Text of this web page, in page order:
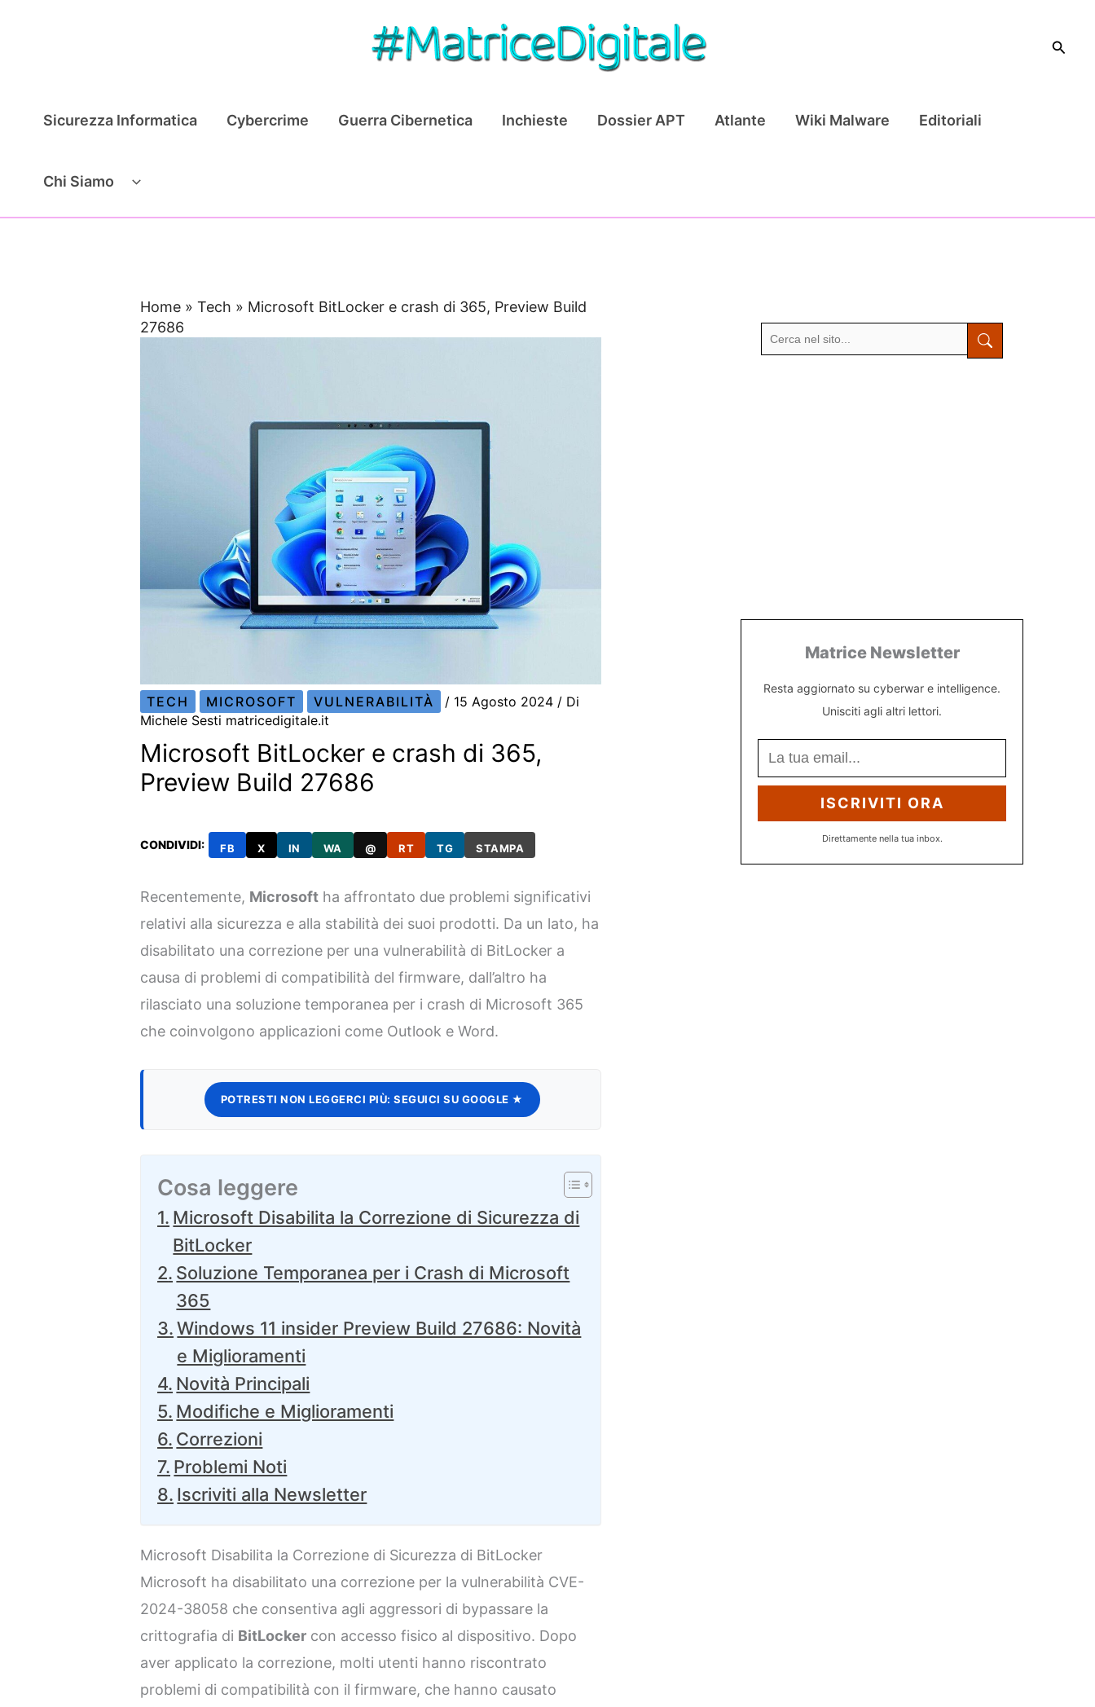
Cerca
Sicurezza Informatica Cybercrime Guerra Cibernetica Inchieste Dossier APT Atlante Wiki Malware Editoriali
Chi Siamo
Home »Tech » Microsoft BitLocker e crash di 365, Preview Build
27686
TECH MICROSOFT VULNERABILITÀ / 15 Agosto 2024 / Di
Michele Sesti matricedigitale.it
Microsoft BitLocker e crash di 365,
Preview Build 27686
CONDIVIDI: FB X IN WA @ RT TG STAMPA
Recentemente, Microsoft ha affrontato due problemi significativi
relativi alla sicurezza e alla stabilità dei suoi prodotti. Da un lato, ha
disabilitato una correzione per una vulnerabilità di BitLocker a
causa di problemi di compatibilità del firmware, dall’altro ha
rilasciato una soluzione temporanea per i crash di Microsoft 365
che coinvolgono applicazioni come Outlook e Word.
POTRESTI NON LEGGERCI PIÙ: SEGUICI SU GOOGLE ★
Cosa leggere
Microsoft Disabilita la Correzione di Sicurezza di
BitLocker
Soluzione Temporanea per i Crash di Microsoft
365
Windows 11 insider Preview Build 27686: Novità
e Miglioramenti
Novità Principali
Modifiche e Miglioramenti
Correzioni
Problemi Noti
Iscriviti alla Newsletter
Microsoft Disabilita la Correzione di Sicurezza di BitLocker
Microsoft ha disabilitato una correzione per la vulnerabilità CVE-
2024-38058 che consentiva agli aggressori di bypassare la
crittografia di BitLocker con accesso fisico al dispositivo. Dopo
aver applicato la correzione, molti utenti hanno riscontrato
problemi di compatibilità con il firmware, che hanno causato
Matrice Newsletter
Resta aggiornato su cyberwar e intelligence.
Unisciti agli altri lettori.
ISCRIVITI ORA
Direttamente nella tua inbox.